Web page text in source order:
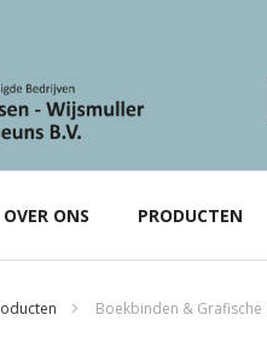
OVER ONS PRODUCTEN
Boekbinden & Grafische